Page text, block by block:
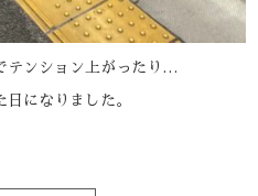
テンション上がったり…
になりました。